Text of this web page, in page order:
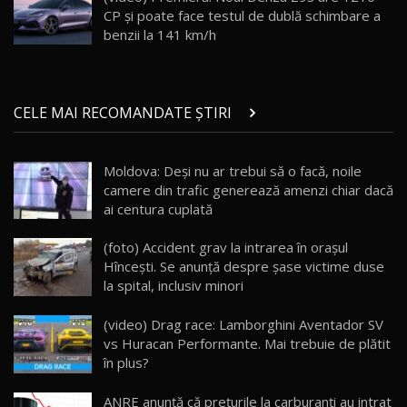
20
Noul ZEEKR 7X / Test Drive AutoBlog.MD
21
Micul BYD Dolphin Surf / Test Drive
AutoBlog.MD
16:59
22
Noua Mazda 6e / Test Drive AutoBlog.MD
26:59
23
Lynk & Co 01 / Test Drive AutoBlog.MD
25:19
24
ZEEKR 009: Cel mai Performant și Confortabil
Van Electric Testat în Moldova / AutoBlog.MD
26:38
25
mai Exclusiv și Puternic Defender Testat în
CP și poate face testul de dublă schimbare a
benzii la 141 km/h
CELE MAI RECOMANDATE ȘTIRI
Moldova: Deşi nu ar trebui să o facă, noile
camere din trafic generează amenzi chiar dacă
ai centura cuplată
(foto) Accident grav la intrarea în orașul
Hîncești. Se anunță despre șase victime duse
la spital, inclusiv minori
(video) Drag race: Lamborghini Aventador SV
vs Huracan Performante. Mai trebuie de plătit
în plus?
ANRE anunţă că prețurile la carburanți au intrat